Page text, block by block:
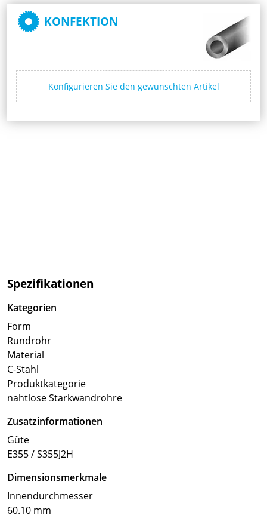
KONFEKTION
Konfigurieren Sie den gewünschten Artikel
Spezifikationen
Kategorien
Form
Rundrohr
Material
C-Stahl
Produktkategorie
nahtlose Starkwandrohre
Zusatzinformationen
Güte
E355 / S355J2H
Dimensionsmerkmale
Innendurchmesser
60.10 mm